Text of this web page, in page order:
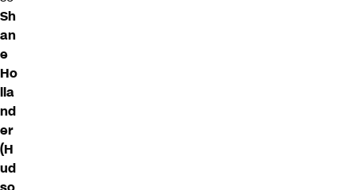
Sh
an
e
Ho
lla
nd
er
(H
ud